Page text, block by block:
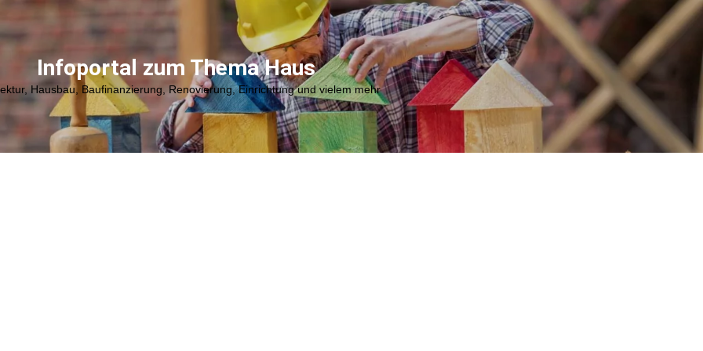
Infoportal zum Thema Haus
Hausbau, Baufinanzierung, Renovierung, Einrichtung und vielem mehr